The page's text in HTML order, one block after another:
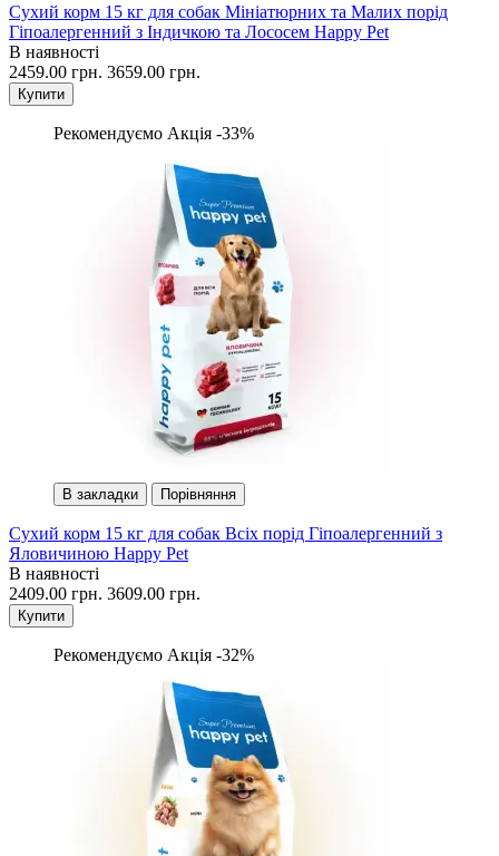
Сухий корм 15 кг для собак Мініатюрних та Малих порід
Гіпоалергенний з Індичкою та Лососем Happy Pet
В наявності
2459.00 грн. 3659.00 грн.
Купити
Рекомендуємо Акція -33%
В закладки Порівняння
Сухий корм 15 кг для собак Всіх порід Гіпоалергенний з
Яловичиною Happy Pet
В наявності
2409.00 грн. 3609.00 грн.
Купити
Рекомендуємо Акція -32%